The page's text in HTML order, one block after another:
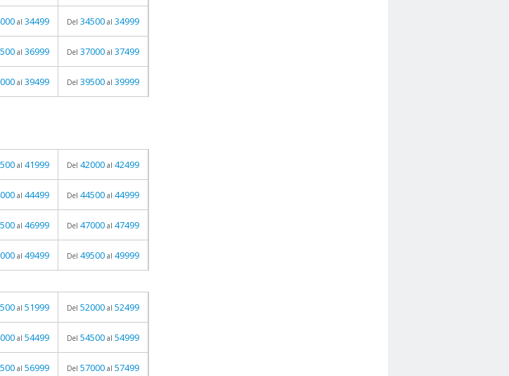
al 34499 Del 34500 al 34999
al 36999 Del 37000 al 37499
al 39499 Del 39500 al 39999
al 41999 Del 42000 al 42499
al 44499 Del 44500 al 44999
al 46999 Del 47000 al 47499
al 49499 Del 49500 al 49999
al 51999 Del 52000 al 52499
al 54499 Del 54500 al 54999
al 56999 Del 57000 al 57499